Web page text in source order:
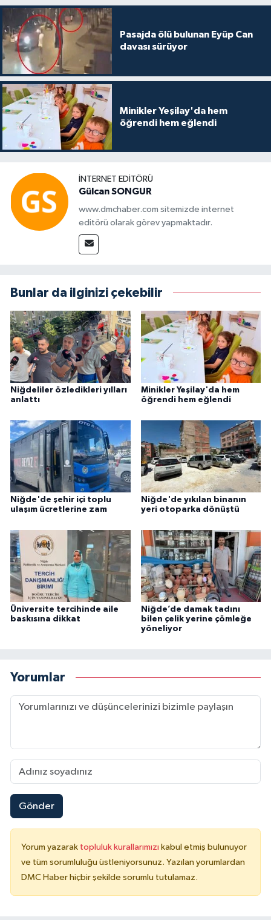
Pasajda ölü bulunan Eyüp Can
davası sürüyor
Minikler Yeşilay'da hem
öğrendi hem eğlendi
İNTERNET EDITÖRÜ
Gülcan SONGUR
www.dmchaber.com sitemizde internet
editörü olarak görev yapmaktadır.
Bunlar da ilginizi çekebilir
Niğdeliler özledikleri yılları
anlattı
Minikler Yeşilay'da hem
öğrendi hem eğlendi
Niğde'de şehir içi toplu
ulaşım ücretlerine zam
Niğde'de yıkılan binanın
yeri otoparka dönüştü
Üniversite tercihinde aile
baskısına dikkat
Niğde’de damak tadını
bilen çelik yerine çömleğe
yöneliyor
Yorumlar
Gönder
Yorum yazarak topluluk kurallarımızı kabul etmiş bulunuyor
ve tüm sorumluluğu üstleniyorsunuz. Yazılan yorumlardan
DMC Haber hiçbir şekilde sorumlu tutulamaz.